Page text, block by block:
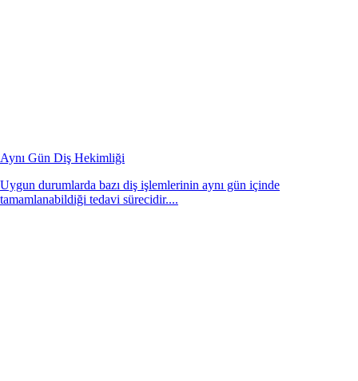
Aynı Gün Diş Hekimliği
Uygun durumlarda bazı diş işlemlerinin aynı gün içinde
tamamlanabildiği tedavi sürecidir....